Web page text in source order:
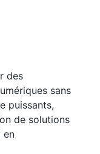
des
sans
puissants,
de solutions
en